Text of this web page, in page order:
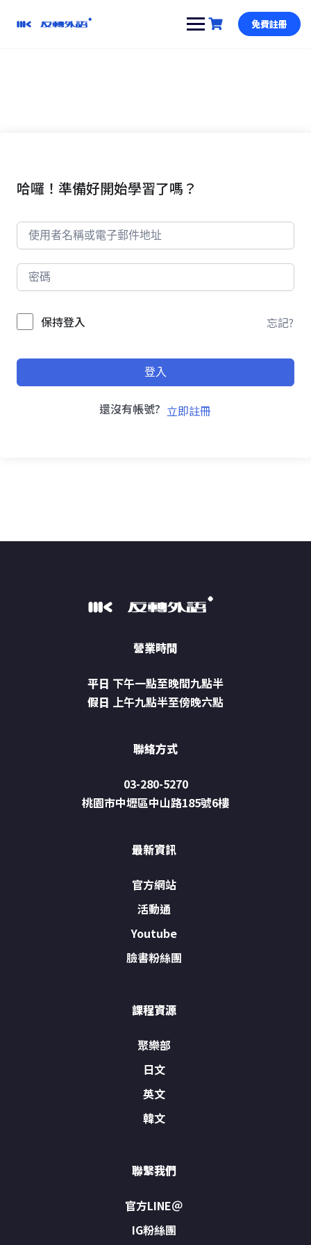
免費註冊
哈囉！準備好開始學習了嗎？
保持登入 忘記?
登入
還沒有帳號? 立即註冊
營業時間
平日 下午一點至晚間九點半
假日 上午九點半至傍晚六點
聯絡方式
03-280-5270
桃園市中壢區中山路185號6樓
最新資訊
官方網站
活動通
Youtube
臉書粉絲團
課程資源
聚樂部
日文
英文
韓文
聯繫我們
官方LINE＠
IG粉絲團